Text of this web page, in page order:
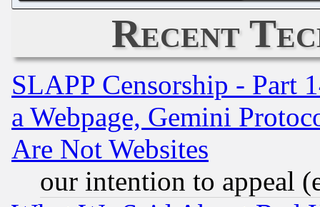
Recent
SLAPP Censorship - Part
a Webpage, Gemini
Are Not Websites
our intention to appeal